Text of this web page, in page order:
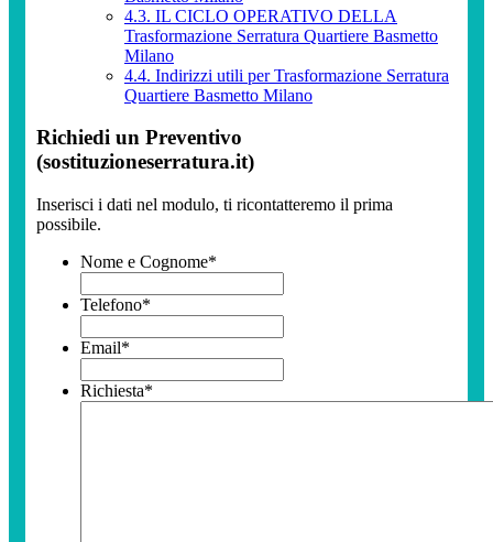
4.3. IL CICLO OPERATIVO DELLA
Trasformazione Serratura Quartiere Basmetto
Milano
4.4. Indirizzi utili per Trasformazione Serratura
Quartiere Basmetto Milano
Richiedi un Preventivo
(sostituzioneserratura.it)
Inserisci i dati nel modulo, ti ricontatteremo il prima
possibile.
Nome e Cognome*
Telefono*
Email*
Richiesta*